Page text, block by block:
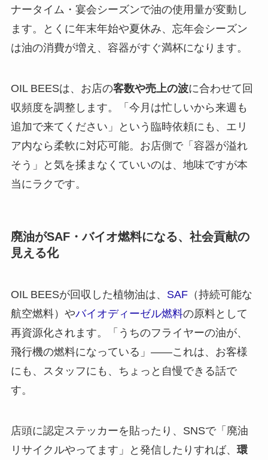
ナータイム・宴会シーズンで油の使用量が変動し
ます。とくに年末年始や夏休み、忘年会シーズン
は油の消費が増え、容器がすぐ満杯になります。
OIL BEESは、お店の客数や売上の波に合わせて回
収頻度を調整します。「今月は忙しいから来週も
追加で来てください」という臨時依頼にも、エリ
ア内なら柔軟に対応可能。お店側で「容器が溢れ
そう」と気を揉まなくていいのは、地味ですが本
当にラクです。
廃油がSAF・バイオ燃料になる、社会貢献の
見える化
OIL BEESが回収した植物油は、 SAF（持続可能な
航空燃料）やバイオディーゼル燃料の原料として
再資源化されます。「うちのフライヤーの油が、
飛行機の燃料になっている」——これは、お客様
にも、スタッフにも、ちょっと自慢できる話で
す。
店頭に認定ステッカーを貼ったり、SNSで「廃油
リサイクルやってます」と発信したりすれば、 環